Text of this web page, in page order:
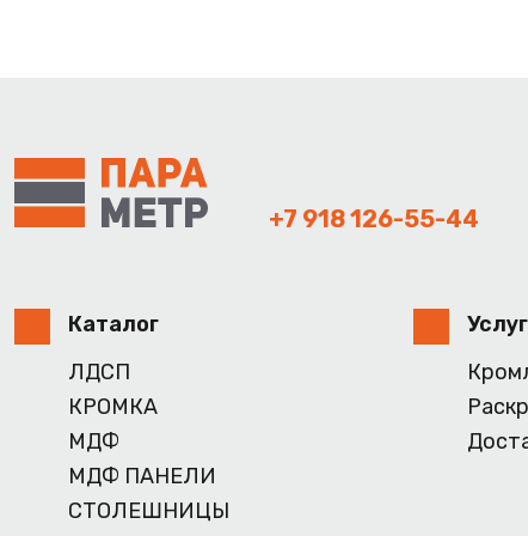
+7 918 126-55-44
Каталог
ЛДСП
КРОМКА
МДФ
МДФ ПАНЕЛИ
СТОЛЕШНИЦЫ